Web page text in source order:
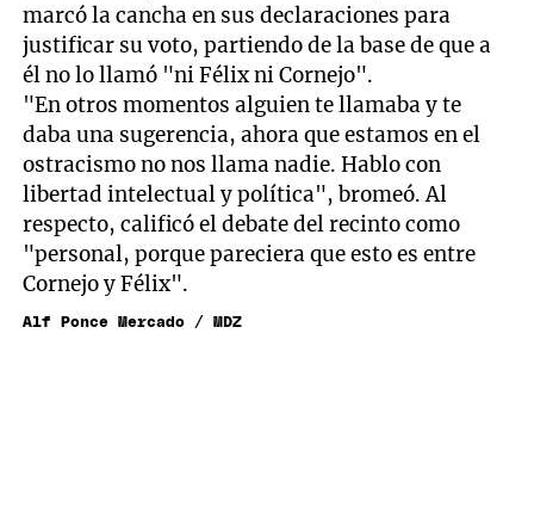
marcó la cancha en sus declaraciones para
justificar su voto, partiendo de la base de que a
él no lo llamó "ni Félix ni Cornejo".
"En otros momentos alguien te llamaba y te
daba una sugerencia, ahora que estamos en el
ostracismo no nos llama nadie. Hablo con
libertad intelectual y política", bromeó. Al
respecto, calificó el debate del recinto como
"personal, porque pareciera que esto es entre
Cornejo y Félix".
Alf Ponce Mercado / MDZ